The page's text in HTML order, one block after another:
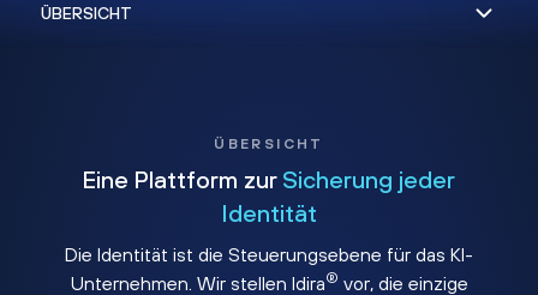
ÜBERSICHT
Eine Plattform zur Sicherung jeder
Identität
Die Identität ist die Steuerungsebene für das KI-
Unternehmen. Wir stellen Idira® vor, die einzige